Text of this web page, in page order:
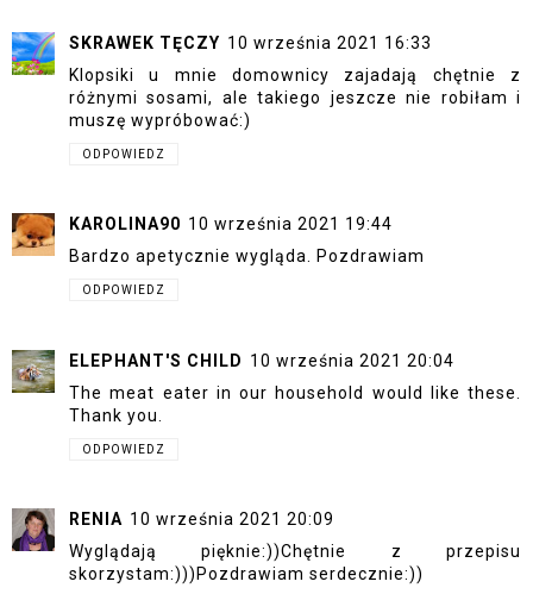
SKRAWEK TĘCZY 10 września 2021 16:33
Klopsiki u mnie domownicy zajadają chętnie z
różnymi sosami, ale takiego jeszcze nie robiłam i
muszę wypróbować:)
ODPOWIEDZ
KAROLINA90 10 września 2021 19:44
Bardzo apetycznie wygląda. Pozdrawiam
ODPOWIEDZ
ELEPHANT'S CHILD 10 września 2021 20:04
The meat eater in our household would like these.
Thank you.
ODPOWIEDZ
RENIA 10 września 2021 20:09
Wyglądają pięknie:))Chętnie z przepisu
skorzystam:)))Pozdrawiam serdecznie:))